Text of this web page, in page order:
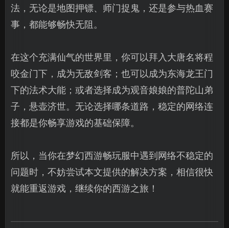
法，无论是地图押镖、师门捉鬼，还是参与热血赛
事，都能够畅快无阻。
在这个充满仙气的世界里，你可以拜入大唐名将程
咬金门下，成为无敌剑客；也可以成为东海龙王门
下的法术大能；或者选择成为观音娘娘的普陀山弟
子，悬壶济世。无论选择哪条道路，稳定的网络连
接都是你畅享游戏的基础保障。
所以，当你在梦幻西游畅玩服中遇到网络不稳定的
问题时，不妨尝试本文提供的解决方案，相信很快
就能重返游戏，继续你的西游之旅！